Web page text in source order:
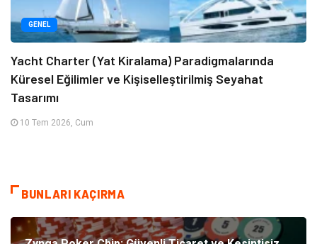
GENEL
Yacht Charter (Yat Kiralama) Paradigmalarında
Küresel Eğilimler ve Kişiselleştirilmiş Seyahat
Tasarımı
10 Tem 2026, Cum
BUNLARI KAÇIRMA